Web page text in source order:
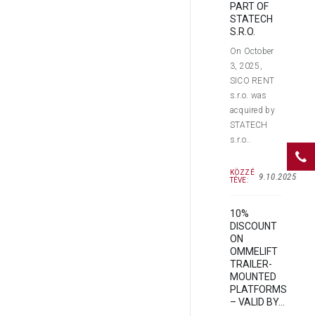
PART OF
STATECH
S.R.O.
On October
3, 2025,
SICO RENT
s.r.o. was
acquired by
STATECH
s.r.o..
KÖZZÉ
TÉVE:
9.10.2025
10%
DISCOUNT
ON
OMMELIFT
TRAILER-
MOUNTED
PLATFORMS
– VALID BY...